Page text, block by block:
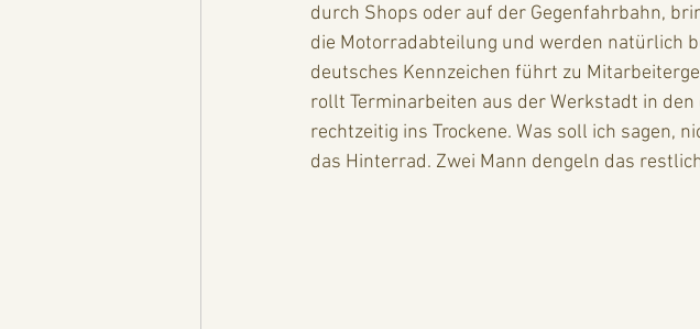
durch Shops oder auf der Gegenfahrbahn,
die Motorradabteilung und werden natürlich
deutsches Kennzeichen führt zu
rollt Terminarbeiten aus der Werkstadt in
rechtzeitig ins Trockene. Was soll ich sagen,
das Hinterrad. Zwei Mann dengeln das